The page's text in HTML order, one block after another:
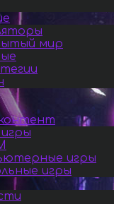
мир
игры
игры